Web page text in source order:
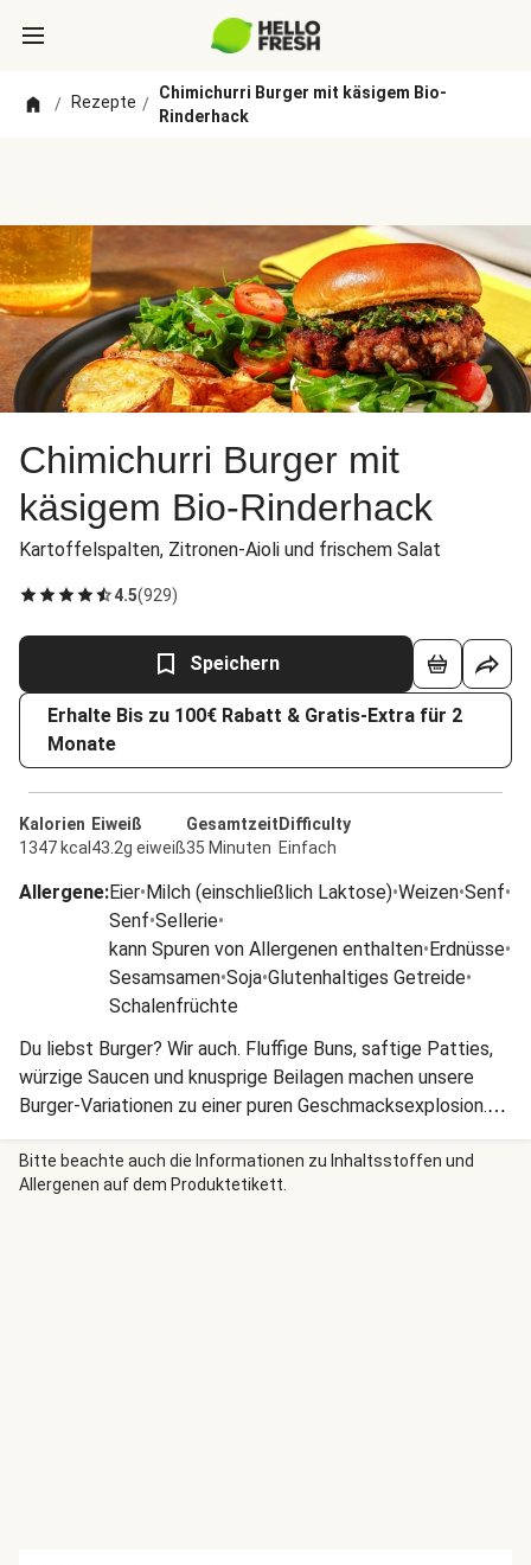
/ Rezepte /
Chimichurri Burger mit käsigem Bio-
Rinderhack
Chimichurri Burger mit
käsigem Bio-Rinderhack
Kartoffelspalten, Zitronen-Aioli und frischem Salat
4.5(929)
Speichern
Erhalte Bis zu 100€ Rabatt & Gratis-Extra für 2
Monate
Kalorien
1347 kcal
Eiweiß
43.2g eiweiß
Gesamtzeit
35 Minuten
Difficulty
Einfach
Allergene:Eier•Milch (einschließlich Laktose)•Weizen•Senf•
Senf•Sellerie•
kann Spuren von Allergenen enthalten•Erdnüsse•
Sesamsamen•Soja•Glutenhaltiges Getreide•
Schalenfrüchte
Du liebst Burger? Wir auch. Fluffige Buns, saftige Patties,
würzige Saucen und knusprige Beilagen machen unsere
Burger-Variationen zu einer puren Geschmacksexplosion.
Kleckern erlaubt.
Bitte beachte auch die Informationen zu Inhaltsstoffen und
Allergenen auf dem Produktetikett.